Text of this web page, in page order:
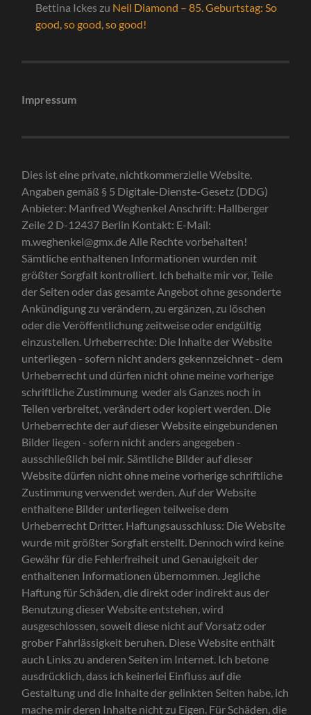
Bettina Ickes zu Neil Diamond – 85. Geburtstag: So
good, so good, so good!
Impressum
Dies ist eine private, nichtkommerzielle Website.
Angaben gemäß § 5 Digitale-Dienste-Gesetz (DDG)
Anbieter: Manfred Weghenkel Anschrift: Hallberger
Zeile 2 D-12437 Berlin Kontakt: E-Mail:
m.weghenkel@gmx.de Alle Rechte vorbehalten!
Sämtliche enthaltenen Informationen wurden mit
größter Sorgfalt kontrolliert. Ich behalte mir vor, Teile
der Seiten oder das gesamte Angebot ohne gesonderte
Ankündigung zu verändern, zu ergänzen, zu löschen
oder die Veröffentlichung zeitweise oder endgültig
einzustellen. Urheberrechte: Die Inhalte der Website
unterliegen - sofern nicht anders gekennzeichnet - dem
Urheberrecht und dürfen nicht ohne meine vorherige
schriftliche Zustimmung weder als Ganzes noch in
Teilen verbreitet, verändert oder kopiert werden. Die
Urheberrechte der auf dieser Website eingebundenen
Bilder liegen - sofern nicht anders angegeben -
ausschließlich bei mir. Sämtliche Bilder auf dieser
Website dürfen nicht ohne meine vorherige schriftliche
Zustimmung verwendet werden. Auf der Website
enthaltene Bilder unterliegen teilweise dem
Urheberrecht Dritter. Haftungsausschluss: Die Website
wurde mit größter Sorgfalt erstellt. Dennoch wird keine
Gewähr für die Fehlerfreiheit und Genauigkeit der
enthaltenen Informationen übernommen. Jegliche
Haftung für Schäden, die direkt oder indirekt aus der
Benutzung dieser Website entstehen, wird
ausgeschlossen, soweit diese nicht auf Vorsatz oder
grober Fahrlässigkeit beruhen. Diese Website enthält
auch Links zu anderen Seiten im Internet. Ich betone
ausdrücklich, dass ich keinerlei Einfluss auf die
Gestaltung und die Inhalte der gelinkten Seiten habe, ich
mache mir deren Inhalte nicht zu Eigen. Für Schäden, die